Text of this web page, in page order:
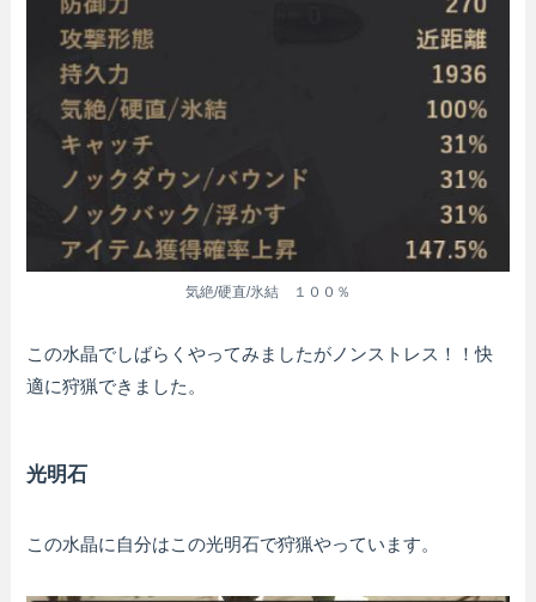
気絶/硬直/氷結 １００％
この水晶でしばらくやってみましたがノンストレス！！快
適に狩猟できました。
光明石
この水晶に自分はこの光明石で狩猟やっています。